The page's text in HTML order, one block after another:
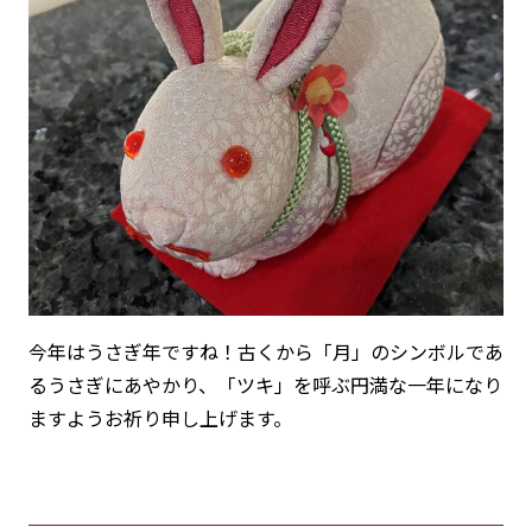
今年はうさぎ年ですね！古くから「月」のシンボルであ
るうさぎにあやかり、「ツキ」を呼ぶ円満な一年になり
ますようお祈り申し上げます。